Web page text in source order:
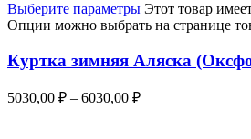
Выберите параметры Этот товар
Опции можно выбрать на странице
Куртка зимняя Аляска
5030,00 ₽ – 6030,00 ₽